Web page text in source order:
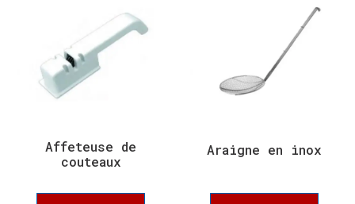
Affeteuse de
couteaux
Araigne en inox